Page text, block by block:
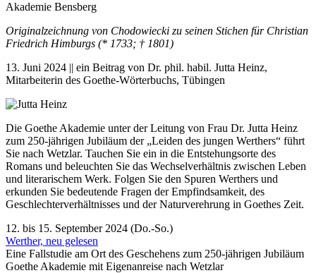
Originalzeichnung von Chodowiecki zu seinen Stichen für Christian
Friedrich Himburgs (* 1733; † 1801)
13. Juni 2024 || ein Beitrag von Dr. phil. habil. Jutta Heinz,
Mitarbeiterin des Goethe-Wörterbuchs, Tübingen
Die Goethe Akademie unter der Leitung von Frau Dr. Jutta Heinz
zum 250-jährigen Jubiläum der „Leiden des jungen Werthers“ führt
Sie nach Wetzlar. Tauchen Sie ein in die Entstehungsorte des
Romans und beleuchten Sie das Wechselverhältnis zwischen Leben
und literarischem Werk. Folgen Sie den Spuren Werthers und
erkunden Sie bedeutende Fragen der Empfindsamkeit, des
Geschlechterverhältnisses und der Naturverehrung in Goethes Zeit.
12. bis 15. September 2024 (Do.-So.)
Werther, neu gelesen
Eine Fallstudie am Ort des Geschehens zum 250-jährigen Jubiläum
Goethe Akademie mit Eigenanreise nach Wetzlar